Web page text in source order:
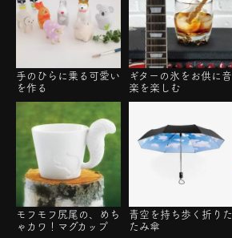
手のひらに乗る可愛い
を作る
ギターの氷をお供に音
楽を楽しむ
モフモフ尻尾の、めち
ゃカワ！マグカップ
青空を持ち歩く折りた
たみ傘